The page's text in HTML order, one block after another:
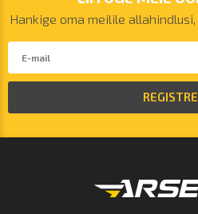
Hankige oma meilile